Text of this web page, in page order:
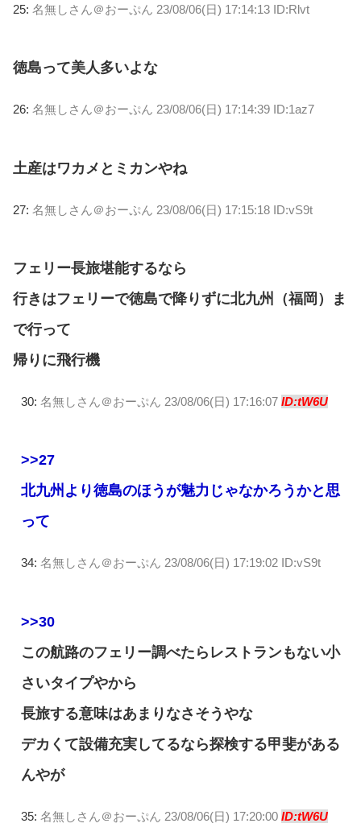
25: 名無しさん＠おーぷん 23/08/06(日) 17:14:13 ID:Rlvt
徳島って美人多いよな
26: 名無しさん＠おーぷん 23/08/06(日) 17:14:39 ID:1az7
土産はワカメとミカンやね
27: 名無しさん＠おーぷん 23/08/06(日) 17:15:18 ID:vS9t
フェリー長旅堪能するなら
行きはフェリーで徳島で降りずに北九州（福岡）ま
で行って
帰りに飛行機
30: 名無しさん＠おーぷん 23/08/06(日) 17:16:07 ID:tW6U
>>27
北九州より徳島のほうが魅力じゃなかろうかと思
って
34: 名無しさん＠おーぷん 23/08/06(日) 17:19:02 ID:vS9t
>>30
この航路のフェリー調べたらレストランもない小
さいタイプやから
長旅する意味はあまりなさそうやな
デカくて設備充実してるなら探検する甲斐がある
んやが
35: 名無しさん＠おーぷん 23/08/06(日) 17:20:00 ID:tW6U